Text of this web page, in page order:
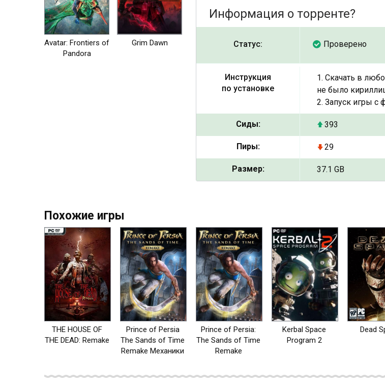
Avatar: Frontiers of
Pandora
Grim Dawn
Информация о торренте?
Статус: Проверено
Инструкция
по установке
1. Скачать в
не было
2. Запуск игры с
Сиды: 393
Пиры: 29
Размер: 37.1 GB
Похожие игры
THE HOUSE OF
THE DEAD: Remake
Prince of Persia
The Sands of Time
Remake Механики
Prince of Persia:
The Sands of Time
Remake
Kerbal Space
Program 2
Dead